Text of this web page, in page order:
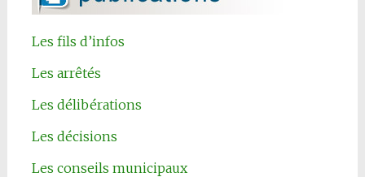
Les fils d’infos
Les arrêtés
Les délibérations
Les décisions
Les conseils municipaux